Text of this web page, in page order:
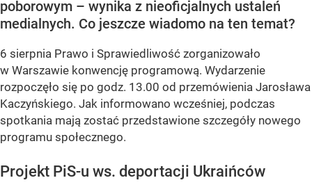
poborowym – wynika z nieoficjalnych ustaleń
medialnych. Co jeszcze wiadomo na ten temat?
6 sierpnia Prawo i Sprawiedliwość zorganizowało
w Warszawie konwencję programową. Wydarzenie
rozpoczęło się po godz. 13.00 od przemówienia Jarosława
Kaczyńskiego. Jak informowano wcześniej, podczas
spotkania mają zostać przedstawione szczegóły nowego
programu społecznego.
Projekt PiS-u ws. deportacji Ukraińców